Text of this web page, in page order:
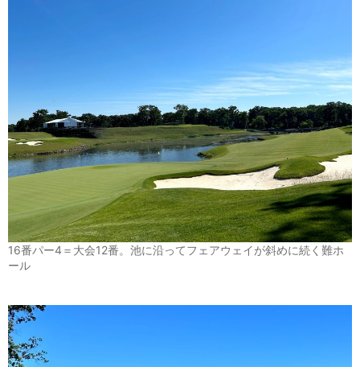
16番パー4＝大会12番。池に沿ってフェアウェイが斜めに続く難ホ
ール